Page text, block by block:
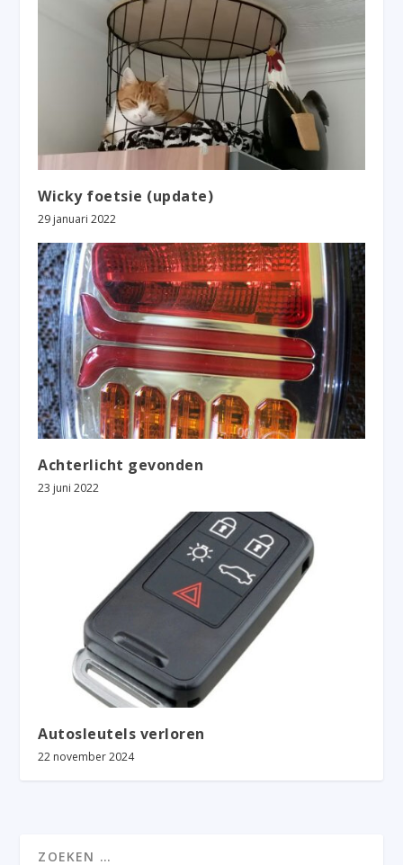
Wicky foetsie (update)
29 januari 2022
Achterlicht gevonden
23 juni 2022
Autosleutels verloren
22 november 2024